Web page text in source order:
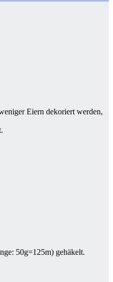
Eiern dekoriert werden,
50g=125m) gehäkelt.